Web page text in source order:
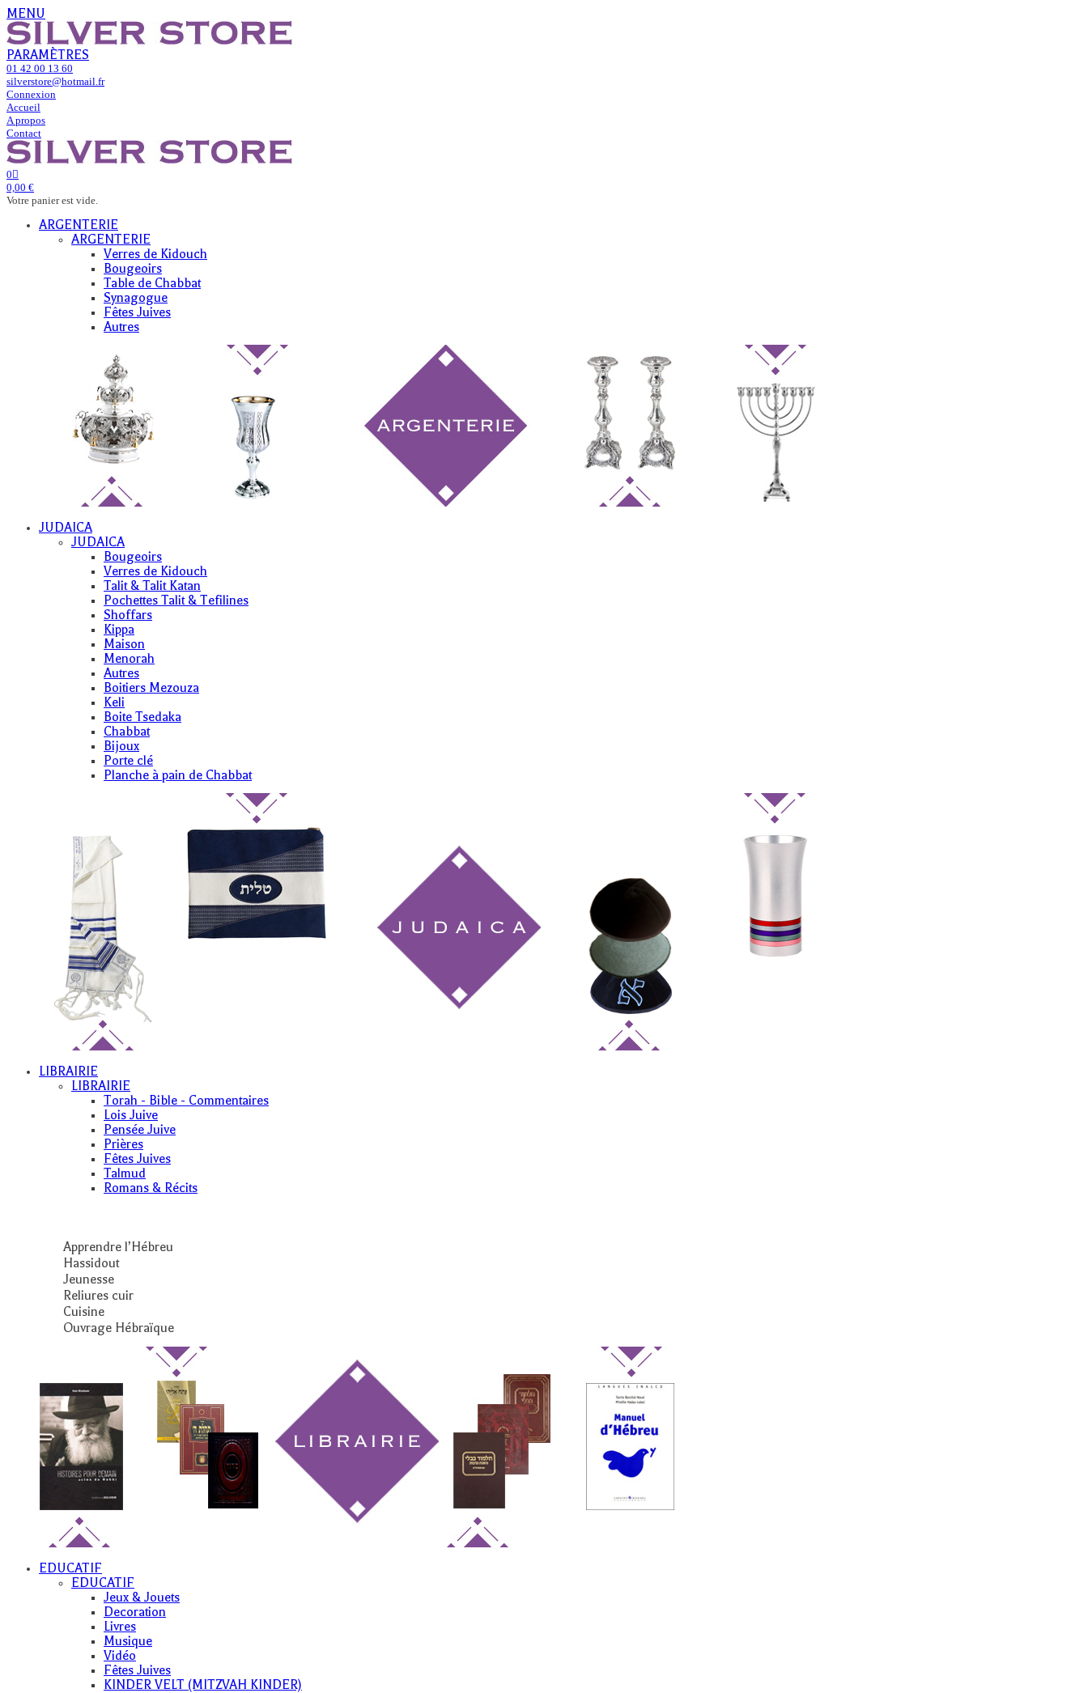
MENU
PARAMÈTRES
01 42 00 13 60
silverstore@hotmail.fr
Connexion
Accueil
A propos
Contact
0
0,00 €
Votre panier est vide.
ARGENTERIE
ARGENTERIE
Verres de Kidouch
Bougeoirs
Table de Chabbat
Synagogue
Fêtes Juives
Autres
JUDAICA
JUDAICA
Bougeoirs
Verres de Kidouch
Talit & Talit Katan
Pochettes Talit & Tefilines
Shoffars
Kippa
Maison
Menorah
Autres
Boitiers Mezouza
Keli
Boite Tsedaka
Chabbat
Bijoux
Porte clé
Planche à pain de Chabbat
LIBRAIRIE
LIBRAIRIE
Torah - Bible - Commentaires
Lois Juive
Pensée Juive
Prières
Fêtes Juives
Talmud
Romans & Récits
Apprendre l’Hébreu
Hassidout
Jeunesse
Reliures cuir
Cuisine
Ouvrage Hébraïque
EDUCATIF
EDUCATIF
Jeux & Jouets
Decoration
Livres
Musique
Vidéo
Fêtes Juives
KINDER VELT (MITZVAH KINDER)